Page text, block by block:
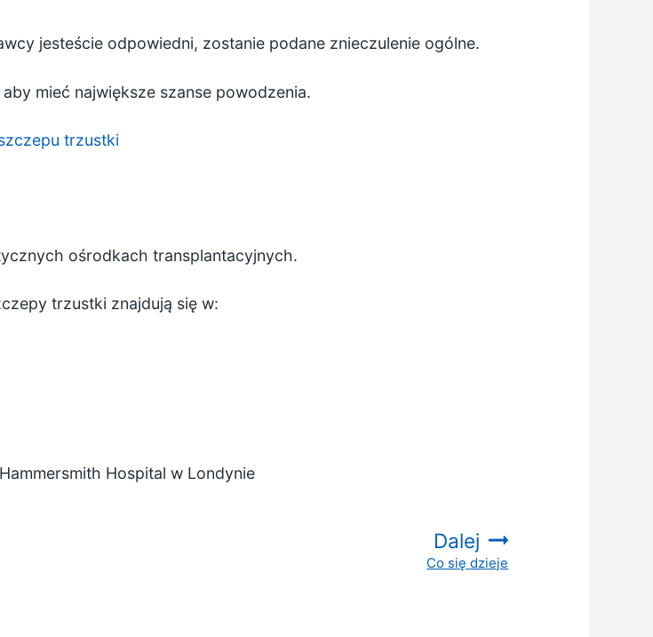
jesteście odpowiedni, zostanie podane znieczulenie ogólne.
mieć największe szanse powodzenia.
trzustki
ośrodkach transplantacyjnych.
trzustki znajdują się w:
Hospital w Londynie
Dalej
:
Co się dzieje